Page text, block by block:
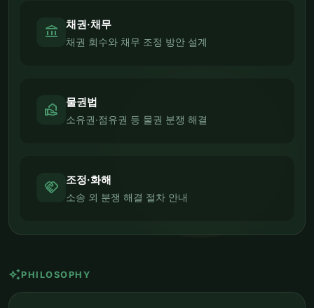
account_balance 채권·채무
채권 회수와 채무 조정 방안 설계
real_estate_agent 물권법
소유권·점유권 등 물권 분쟁 해결
handshake 조정·화해
소송 외 분쟁 해결 절차 안내
auto_awesomePHILOSOPHY